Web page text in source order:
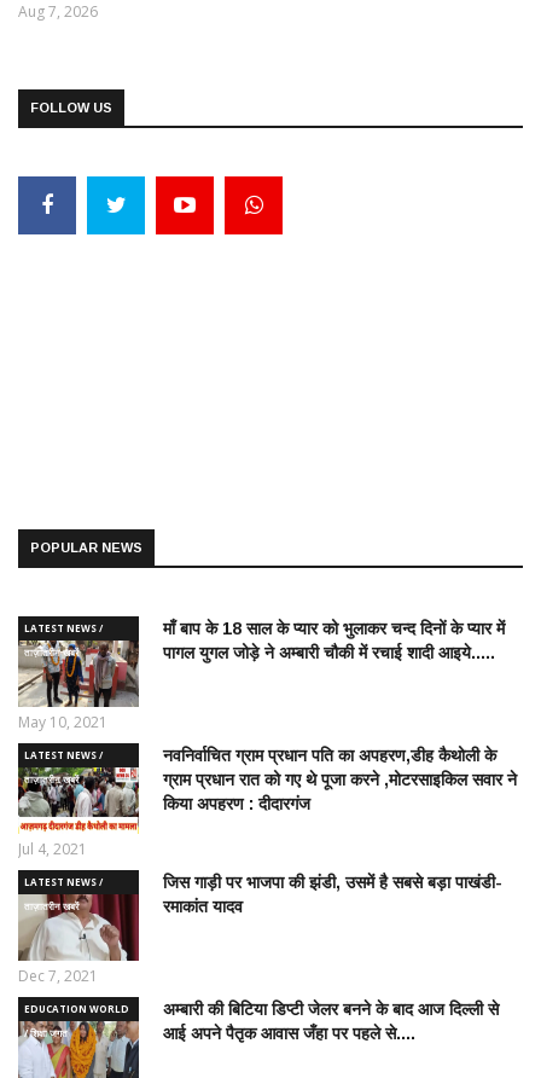
Aug 7, 2026
FOLLOW US
POPULAR NEWS
LATEST NEWS /
ताज़ातरीन खबरें
माँ बाप के 18 साल के प्यार को भुलाकर चन्द दिनों के प्यार में
पागल युगल जोड़े ने अम्बारी चौकी में रचाई शादी आइये.....
May 10, 2021
LATEST NEWS /
ताज़ातरीन खबरें
नवनिर्वाचित ग्राम प्रधान पति का अपहरण,डीह कैथोली के
ग्राम प्रधान रात को गए थे पूजा करने ,मोटरसाइकिल सवार ने
किया अपहरण : दीदारगंज
Jul 4, 2021
LATEST NEWS /
ताज़ातरीन खबरें
जिस गाड़ी पर भाजपा की झंडी, उसमें है सबसे बड़ा पाखंडी-
रमाकांत यादव
Dec 7, 2021
EDUCATION WORLD
/ शिक्षा जगत
अम्बारी की बिटिया डिप्टी जेलर बनने के बाद आज दिल्ली से
आई अपने पैतृक आवास जँहा पर पहले से....